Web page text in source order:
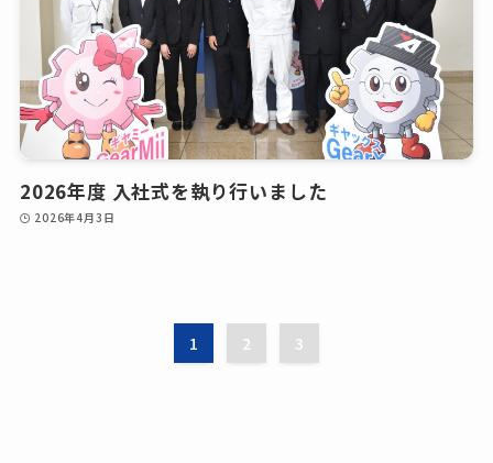
2026年度 入社式を執り行いました
2026年4月3日
1 2 3